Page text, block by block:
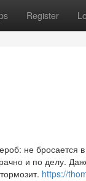
Register
не
и по делу.
https://